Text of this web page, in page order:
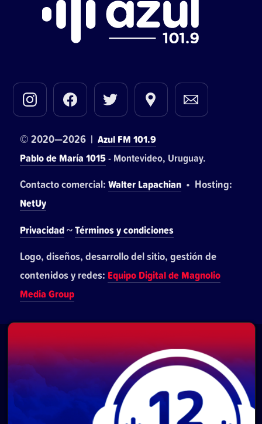
© 2020—2026 | Azul FM 101.9
Pablo de María 1015- Montevideo, Uruguay.
Contacto comercial: Walter Lapachian• Hosting:
NetUy
Privacidad~Términos y condiciones
Logo, diseños, desarrollo del sitio, gestión de
contenidos y redes: Equipo Digital de Magnolio
Media Group